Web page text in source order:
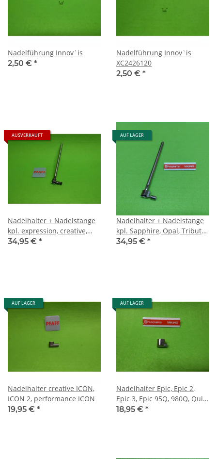
Nadelführung Innov`is
2,50 € *
Nadelführung Innov`is
XC2426120
2,50 € *
AUSVERKAUFT
Nadelhalter + Nadelstange
kpl. expression, creative,
performance
34,95 € *
AUF LAGER
Nadelhalter + Nadelstange
kpl. Sapphire, Opal, Tribute,
Designer SE
34,95 € *
AUF LAGER
Nadelhalter creative ICON,
ICON 2, performance ICON
19,95 € *
AUF LAGER
Nadelhalter Epic, Epic 2,
Epic 3, Epic 95Q, 980Q, Quilt
97
18,95 € *